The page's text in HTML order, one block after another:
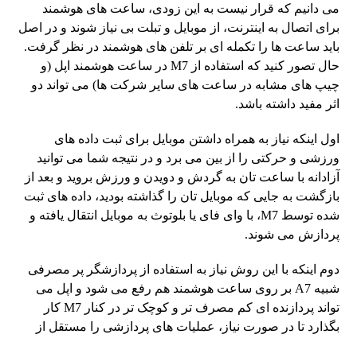
می دانیم که قرار نیست به این زودی، ساعت های هوشمند
برای اتصال به اینترنت، از موبایل و تبلت بی نیاز شوند و در اصل
باید ساعت ها را تکمله ای بر تلفن های هوشمند در نظر گرفت.
حال تصور کنید که استفاده از M7 در ساعت هوشمند اپل (و
چیپ های مشابه در ساعت های سایر شرکت ها) می تواند دو
اثر مفید داشته باشد.
اول اینکه نیاز به همراه داشتن موبایل برای ثبت داده های
ورزشی و حرکتی را از بین می برد و در نتیجه شما می توانید
آزادانه با ساعت تان به گردش و دویدن و ورزش بروید و بعد از
بازگشت به جایی که موبایل تان را گذاشته بودید، داده های ثبت
شده توسط M7، با وای فای یا بلوتوث به موبایل انتقال یافته و
پردازش می شوند.
دوم اینکه با این روش نیاز به استفاده از پردازشگر پر مصرفی
شبیه A7 بر روی ساعت هوشمند هم رفع می شود و اپل می
تواند پردازنده ای کم مصرف تر و کوچک تر در کنار M7 کار
بگذارد تا در صورت نیاز، عملیات های پردازشی را مستقل از